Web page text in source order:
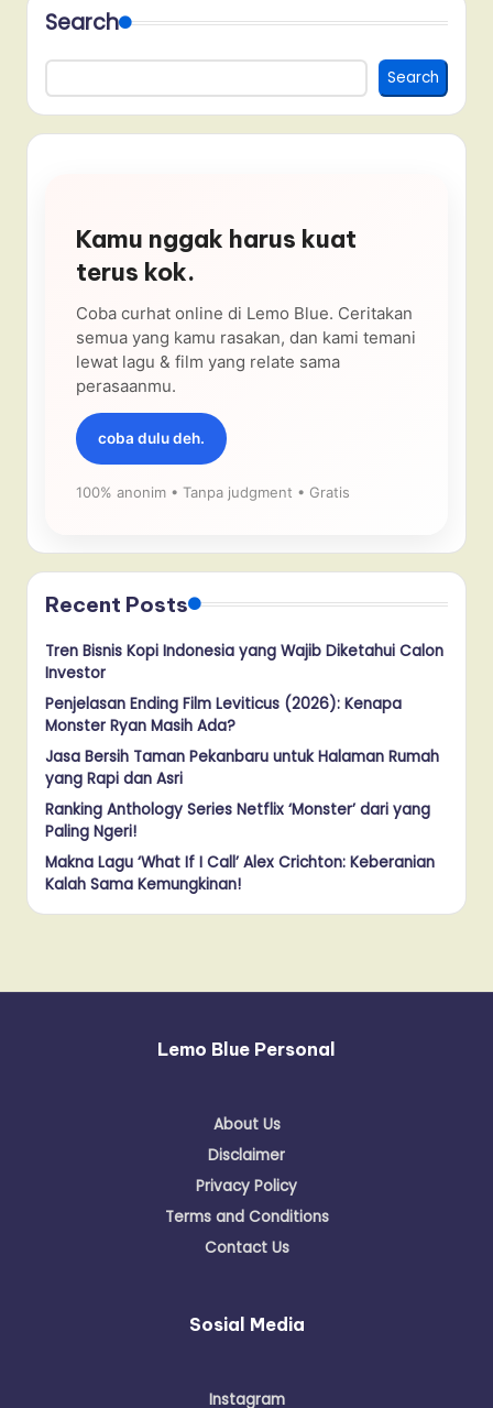
Search
Search
Kamu nggak harus kuat
terus kok.
Coba curhat online di Lemo Blue. Ceritakan
semua yang kamu rasakan, dan kami temani
lewat lagu & film yang relate sama
perasaanmu.
coba dulu deh.
100% anonim • Tanpa judgment • Gratis
Recent Posts
Tren Bisnis Kopi Indonesia yang Wajib Diketahui Calon
Investor
Penjelasan Ending Film Leviticus (2026): Kenapa
Monster Ryan Masih Ada?
Jasa Bersih Taman Pekanbaru untuk Halaman Rumah
yang Rapi dan Asri
Ranking Anthology Series Netflix ‘Monster’ dari yang
Paling Ngeri!
Makna Lagu ‘What If I Call’ Alex Crichton: Keberanian
Kalah Sama Kemungkinan!
Lemo Blue Personal
About Us
Disclaimer
Privacy Policy
Terms and Conditions
Contact Us
Sosial Media
Instagram